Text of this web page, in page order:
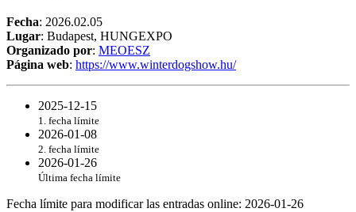
Fecha: 2026.02.05
Lugar: Budapest, HUNGEXPO
Organizado por: MEOESZ
Página web: https://www.winterdogshow.hu/
2025-12-15
1. fecha límite
2026-01-08
2. fecha límite
2026-01-26
Última fecha límite
Fecha límite para modificar las entradas online: 2026-01-26